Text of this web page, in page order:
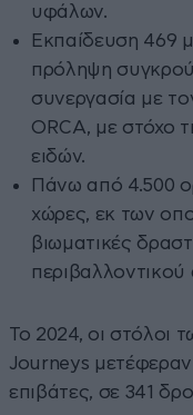
υφάλων.
Εκπαίδευση 469
πρόληψη
συνεργασία με
ORCA, με στόχο
ειδών.
Πάνω από 4.500
χώρες, εκ των
βιωματικές
Το 2024, οι στόλοι
Journeys
επιβάτες, σε 341